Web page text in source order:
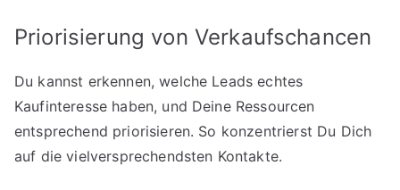
Priorisierung von Verkaufschancen
Du kannst erkennen, welche Leads echtes
Kaufinteresse haben, und Deine Ressourcen
entsprechend priorisieren. So konzentrierst Du Dich
auf die vielversprechendsten Kontakte.